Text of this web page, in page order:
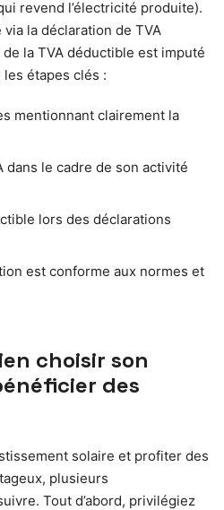
revend l’électricité produite).
via la déclaration de TVA
la TVA déductible est imputé
étapes clés :
mentionnant clairement la
dans le cadre de son activité
lors des déclarations
est conforme aux normes et
choisir son
des
solaire et profiter des
plusieurs
Tout d’abord, privilégiez